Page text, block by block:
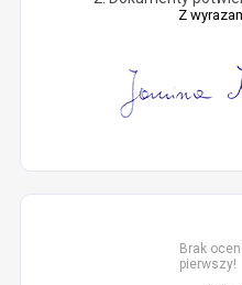
Z
Brak
pierwszy!